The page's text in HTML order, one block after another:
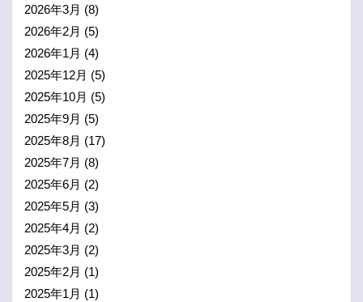
2026年3月 (8)
2026年2月 (5)
2026年1月 (4)
2025年12月 (5)
2025年10月 (5)
2025年9月 (5)
2025年8月 (17)
2025年7月 (8)
2025年6月 (2)
2025年5月 (3)
2025年4月 (2)
2025年3月 (2)
2025年2月 (1)
2025年1月 (1)